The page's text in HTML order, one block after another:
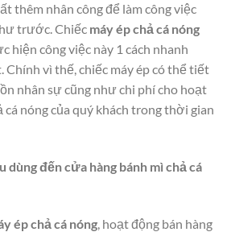
thêm nhân công để làm công việc
trước. Chiếc máy ép chả cá nóng
hiện công việc này 1 cách nhanh
Chính vì thế, chiếc máy ép có thể tiết
nhân sự cũng như chi phí cho hoạt
cá nóng của quý khách trong thời gian
đến cửa hàng bánh mì chả cá
ép chả cá nóng , hoạt động bán hàng